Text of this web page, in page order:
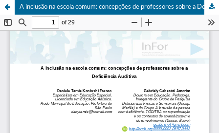
A inclusão na escola comum: concepções de professores sobre a Deficiência Auditiva